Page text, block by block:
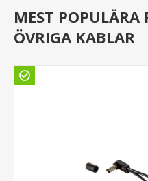
MEST POPULÄRA
ÖVRIGA KABLAR